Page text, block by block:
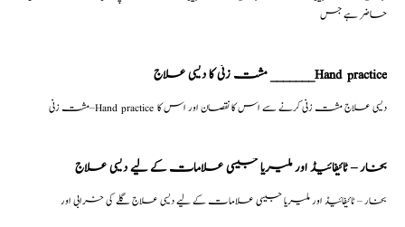
حاضر ہے جس
مشت زنی کا دیسی علاج _______Hand practice
مشت زنی–Hand practice دیسی علاج مشت زنی کرنے سے اس کا نقصان اور اس کا
بخار – ٹائیفائیڈ اور ملیریا جیسی علامات کے لیے دیسی علاج
بخار – ٹائیفائیڈ اور ملیریا جیسی علامات کے لیے دیسی علاج گلے کی خرابی اور